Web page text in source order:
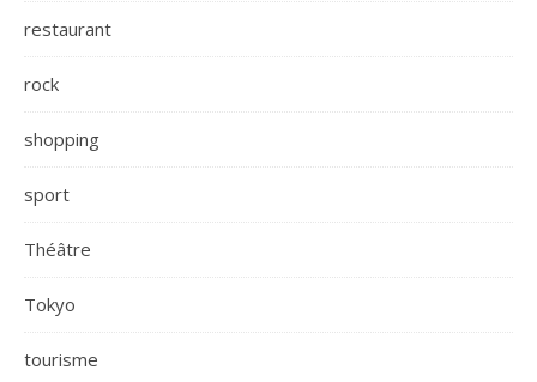
restaurant
rock
shopping
sport
Théâtre
Tokyo
tourisme